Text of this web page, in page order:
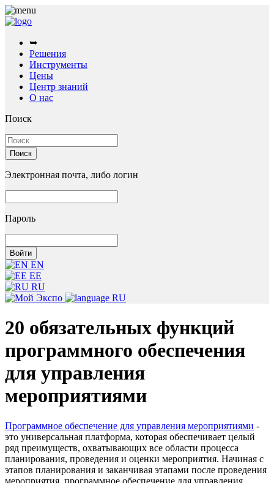
➥
Решения
Инструменты
Цены
Центр знаний
О нас
Поиск
Электронная почта, либо логин
Пароль
EN
EE
RU
RU
20 обязательных функций
программного обеспечения
для управления
мероприятиями
Программное обеспечение для управления мероприятиями -
это универсальная платформа, которая обеспечивает целый
ряд преимуществ, охватывающих все области процесса
планирования, проведения и оценки мероприятия. Начиная с
этапов планирования и заканчивая этапами после проведения
мероприятия, программное обеспечение для управления